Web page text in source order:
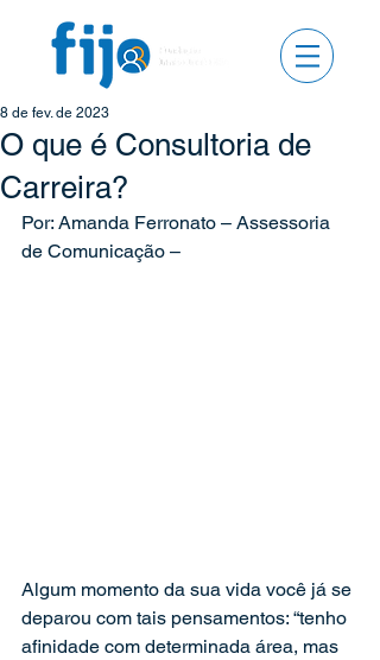
O que é Consultoria de
Carreira?
8 de fev. de 2023
Por: Amanda Ferronato – Assessoria
de Comunicação –
Algum momento da sua vida você já se
deparou com tais pensamentos: “tenho
afinidade com determinada área, mas